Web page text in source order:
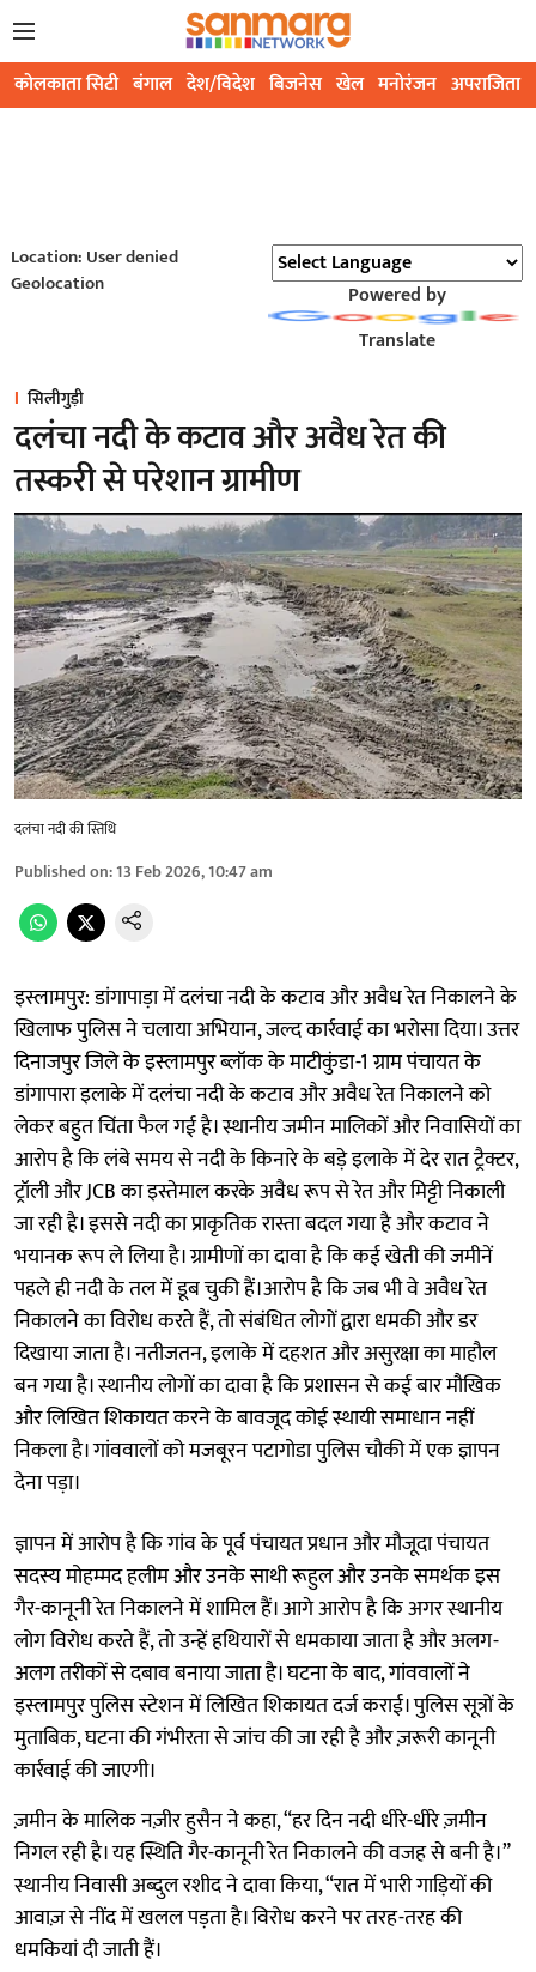
कोलकाता सिटी बंगाल देश/विदेश बिजनेस खेल मनोरंजन अपराजिता
Location: User denied
Geolocation
Powered by
Translate
सिलीगुड़ी
दलंचा नदी के कटाव और अवैध रेत की
तस्करी से परेशान ग्रामीण
दलंचा नदी की स्तिथि
Published on:13 Feb 2026, 10:47 am
इस्लामपुर: डांगापाड़ा में दलंचा नदी के कटाव और अवैध रेत निकालने के
खिलाफ पुलिस ने चलाया अभियान, जल्द कार्रवाई का भरोसा दिया। उत्तर
दिनाजपुर जिले के इस्लामपुर ब्लॉक के माटीकुंडा-1 ग्राम पंचायत के
डांगापारा इलाके में दलंचा नदी के कटाव और अवैध रेत निकालने को
लेकर बहुत चिंता फैल गई है। स्थानीय जमीन मालिकों और निवासियों का
आरोप है कि लंबे समय से नदी के किनारे के बड़े इलाके में देर रात ट्रैक्टर,
ट्रॉली और JCB का इस्तेमाल करके अवैध रूप से रेत और मिट्टी निकाली
जा रही है। इससे नदी का प्राकृतिक रास्ता बदल गया है और कटाव ने
भयानक रूप ले लिया है। ग्रामीणों का दावा है कि कई खेती की जमीनें
पहले ही नदी के तल में डूब चुकी हैं।आरोप है कि जब भी वे अवैध रेत
निकालने का विरोध करते हैं, तो संबंधित लोगों द्वारा धमकी और डर
दिखाया जाता है। नतीजतन, इलाके में दहशत और असुरक्षा का माहौल
बन गया है। स्थानीय लोगों का दावा है कि प्रशासन से कई बार मौखिक
और लिखित शिकायत करने के बावजूद कोई स्थायी समाधान नहीं
निकला है। गांववालों को मजबूरन पटागोडा पुलिस चौकी में एक ज्ञापन
देना पड़ा।
ज्ञापन में आरोप है कि गांव के पूर्व पंचायत प्रधान और मौजूदा पंचायत
सदस्य मोहम्मद हलीम और उनके साथी रूहुल और उनके समर्थक इस
गैर-कानूनी रेत निकालने में शामिल हैं। आगे आरोप है कि अगर स्थानीय
लोग विरोध करते हैं, तो उन्हें हथियारों से धमकाया जाता है और अलग-
अलग तरीकों से दबाव बनाया जाता है। घटना के बाद, गांववालों ने
इस्लामपुर पुलिस स्टेशन में लिखित शिकायत दर्ज कराई। पुलिस सूत्रों के
मुताबिक, घटना की गंभीरता से जांच की जा रही है और ज़रूरी कानूनी
कार्रवाई की जाएगी।
ज़मीन के मालिक नज़ीर हुसैन ने कहा, “हर दिन नदी धीरे-धीरे ज़मीन
निगल रही है। यह स्थिति गैर-कानूनी रेत निकालने की वजह से बनी है।”
स्थानीय निवासी अब्दुल रशीद ने दावा किया, “रात में भारी गाड़ियों की
आवाज़ से नींद में खलल पड़ता है। विरोध करने पर तरह-तरह की
धमकियां दी जाती हैं।